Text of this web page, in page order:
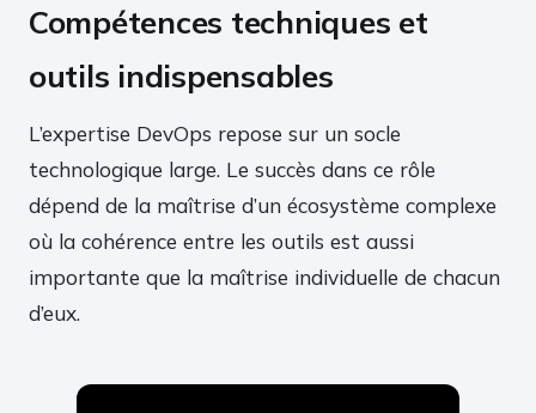
Compétences techniques et
outils indispensables
L’expertise DevOps repose sur un socle
technologique large. Le succès dans ce rôle
dépend de la maîtrise d’un écosystème complexe
où la cohérence entre les outils est aussi
importante que la maîtrise individuelle de chacun
d’eux.